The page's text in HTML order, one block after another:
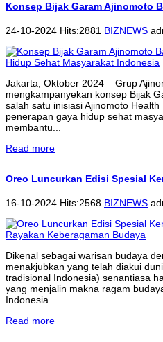
Konsep Bijak Garam Ajinomoto
24-10-2024 Hits:2881 BIZNEWS
Jakarta, Oktober 2024 – Grup
mengkampanyekan konsep Bijak
salah satu inisiasi Ajinomoto
penerapan gaya hidup sehat
membantu...
Read more
Oreo Luncurkan Edisi Spesial
16-10-2024 Hits:2568 BIZNEWS
Dikenal sebagai warisan budaya
menakjubkan yang telah diakui
tradisional Indonesia) senantiasa
yang menjalin makna ragam
Indonesia.
Read more